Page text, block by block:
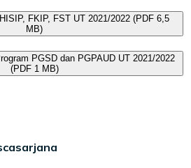
FKIP, FST UT 2021/2022 (PDF 6,5
MB)
PGSD dan PGPAUD UT 2021/2022
(PDF 1 MB)